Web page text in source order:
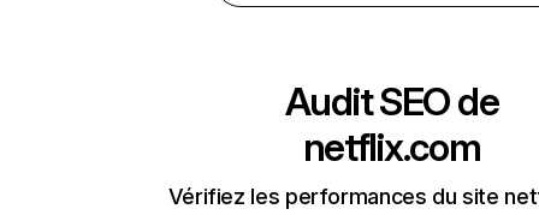
Audit SEO de
netflix.com
Vérifiez les performances du site